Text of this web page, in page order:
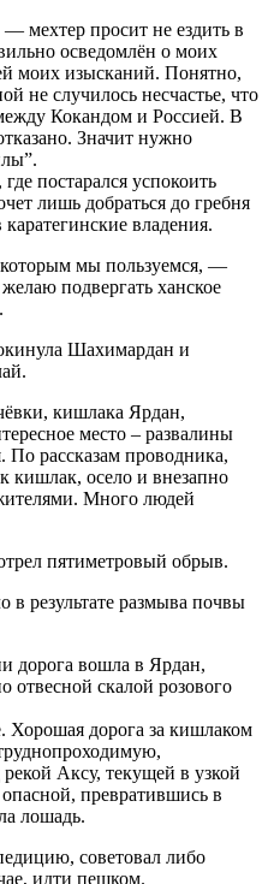
мехтер просит не ездить в
осведомлён о моих
моих изысканий. Понятно,
не случилось несчастье, что
Кокандом и Россией. В
Значит нужно
постарался успокоить
лишь добраться до гребня
владения.
которым мы пользуемся, —
подвергать ханское
Шахимардан и
кишлака Ярдан,
место – развалины
По рассказам проводника,
кишлак, осело и внезапно
Много людей
пятиметровый обрыв.
в результате размыва почвы
дорога вошла в Ярдан,
скалой розового
Хорошая дорога за кишлаком
Аксу, текущей в узкой
превратившись в
лошадь.
советовал либо
идти пешком.